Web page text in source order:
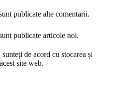
publicate alte comentarii.
publicate articole noi.
de acord cu stocarea și
site web.